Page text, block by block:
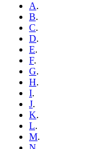
A.
B.
C.
D.
E.
F.
G.
H.
I.
J.
K.
L.
M.